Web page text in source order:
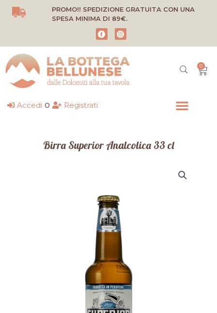
Vai
PROMO!! SPEDIZIONE GRATUITA CON UNA
SPESA MINIMA DI 89€.
0
Accedi o Registrati
Birra Superior Analcolica 33 cl